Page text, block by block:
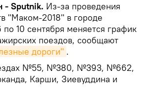
- Sputnik. Из-за проведения
"Маком-2018" в городе
10 сентября меняется график
поездов, сообщают
дороги" .
№55, №380, №393, №662,
Карши, Зиевуддина и